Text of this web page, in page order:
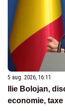
5 aug. 2026, 16:11
Ilie Bolojan,
economie,